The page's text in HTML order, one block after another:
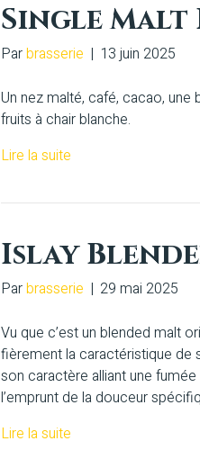
Single Malt
Parbrasserie | 13 juin 2025
Un nez malté, café, cacao,
fruits à chair blanche.
Lire la suite
Islay
Parbrasserie | 29 mai 2025
Vu que c’est un blended malt
fièrement la caractéristique de
son caractère alliant une
l’emprunt de la douceur
Lire la suite